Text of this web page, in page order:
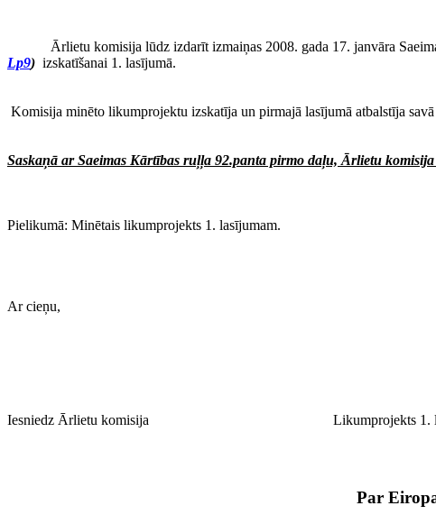
Ārlietu komisija lūdz izdarīt izmaiņas 2008. gada 17. janvāra
Lp9) izskatīšanai 1. lasījumā.
Komisija minēto likumprojektu izskatīja un pirmajā lasījumā atbalstīja savā
Saskaņā ar Saeimas Kārtības ruļļa 92.panta pirmo daļu, Ārlietu
Pielikumā: Minētais likumprojekts 1. lasījumam.
Ar cieņu,
Iesniedz Ārlietu komisija Likumprojekts 1.
Par